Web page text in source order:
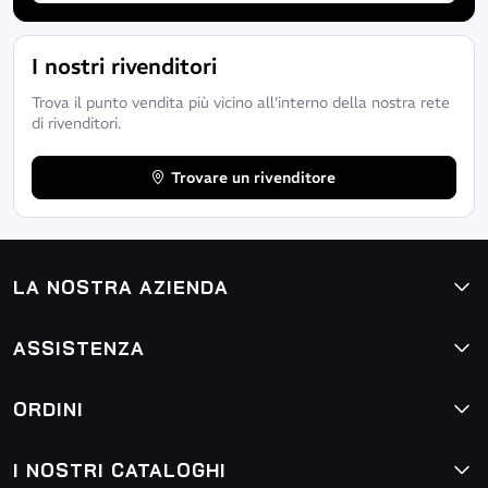
I nostri rivenditori
Trova il punto vendita più vicino all’interno della nostra rete
di rivenditori.
Trovare un rivenditore
LA NOSTRA AZIENDA
ASSISTENZA
ORDINI
I NOSTRI CATALOGHI